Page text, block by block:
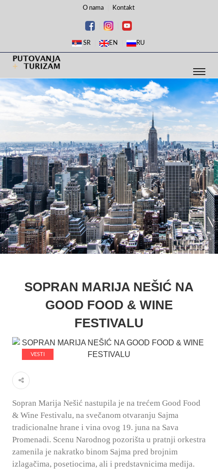
O nama Kontakt
SR EN RU
SOPRAN MARIJA NEŠIĆ NA
GOOD FOOD & WINE
FESTIVALU
VESTI
Sopran Marija Nešić nastupila je na trećem Good Food
& Wine Festivalu, na svečanom otvaranju Sajma
tradicionalne hrane i vina ovog 19. juna na Sava
Promenadi. Scenu Narodnog pozorišta u pratnji orkestra
zamenila je nakratko binom Sajma pred brojnim
izlagačima, posetiocima, ali i predstavnicima medija.